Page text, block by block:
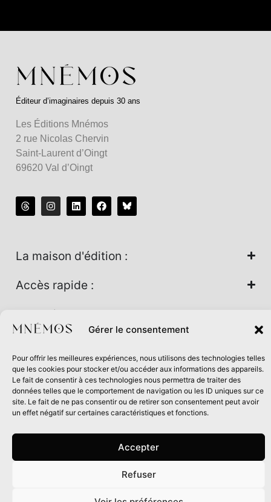
Gérer le consentement
Pour offrir les meilleures expériences, nous utilisons des technologies telles
que les cookies pour stocker et/ou accéder aux informations des appareils.
Le fait de consentir à ces technologies nous permettra de traiter des
données telles que le comportement de navigation ou les ID uniques sur ce
site. Le fait de ne pas consentir ou de retirer son consentement peut avoir
un effet négatif sur certaines caractéristiques et fonctions.
Accepter
Refuser
Éditeur d’imaginaires depuis 30 ans
Les Éditions Mnémos
2 rue Nicolas Chervin
Saint-Laurent d’Oingt
69620 Val d’Oingt
La maison d'édition :
Accès rapide :
Nos univers :
Maison d’édition soutenue par la DRAC Auvergne-Rhône-
Alpes et la Région Auvergne-Rhône-Alpes dans le cadre du
Contrat de filière Livre 2024